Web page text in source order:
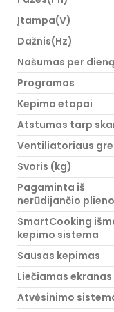
Įtampa(V)
Dažnis(Hz)
Našumas per dieną
Programos
Kepimo etapai
Atstumas tarp
Ventiliatoriaus
Svoris (kg)
Pagaminta iš
nerūdijančio plieno
SmartCooking
kepimo sistema
Sausas kepimas
Liečiamas ekranas
Atvėsinimo